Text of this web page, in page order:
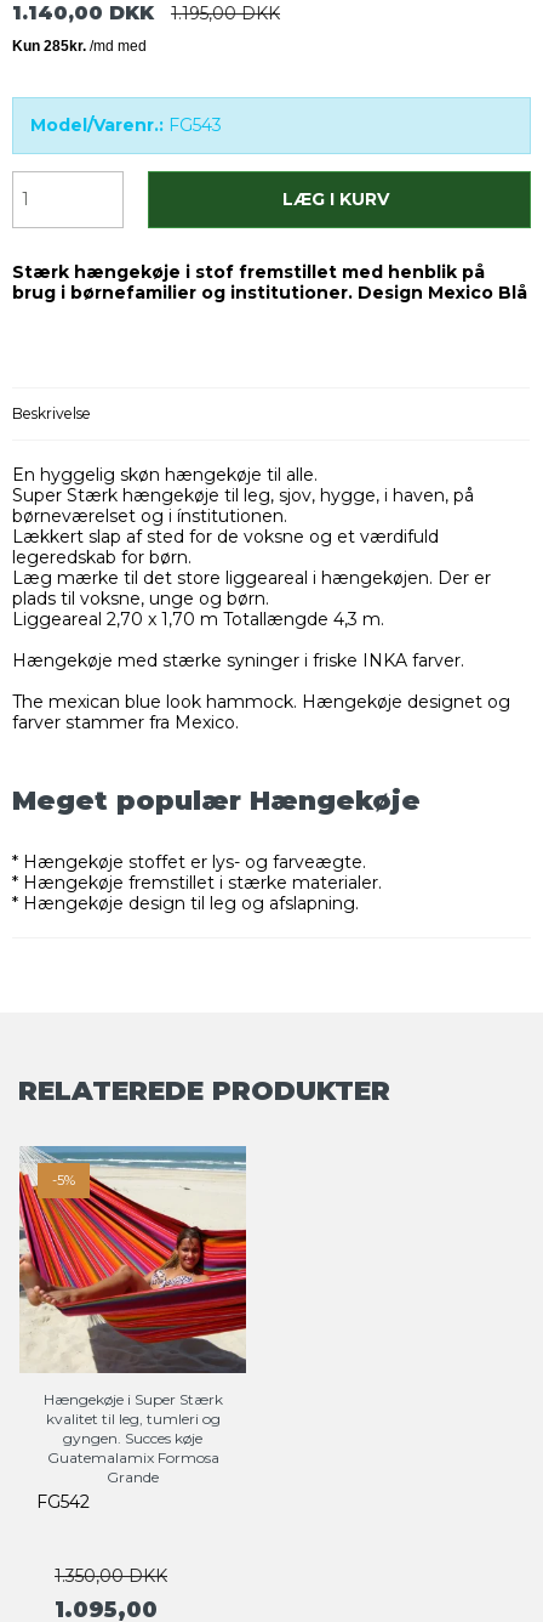
1.140,00 DKK 1.195,00 DKK
Model/Varenr.: FG543
LÆG I KURV
Stærk hængekøje i stof fremstillet med henblik på
brug i børnefamilier og institutioner. Design Mexico Blå
Beskrivelse
En hyggelig skøn hængekøje til alle.
Super Stærk hængekøje til leg, sjov, hygge, i haven, på
børneværelset og i ínstitutionen.
Lækkert slap af sted for de voksne og et værdifuld
legeredskab for børn.
Læg mærke til det store liggeareal i hængekøjen. Der er
plads til voksne, unge og børn.
Liggeareal 2,70 x 1,70 m Totallængde 4,3 m.
Hængekøje med stærke syninger i friske INKA farver.
The mexican blue look hammock. Hængekøje designet og
farver stammer fra Mexico.
Meget populær Hængekøje
* Hængekøje stoffet er lys- og farveægte.
* Hængekøje fremstillet i stærke materialer.
* Hængekøje design til leg og afslapning.
RELATEREDE PRODUKTER
-5%
Hængekøje i Super Stærk
kvalitet til leg, tumleri og
gyngen. Succes køje
Guatemalamix Formosa
Grande
FG542
1.350,00 DKK
1.095,00